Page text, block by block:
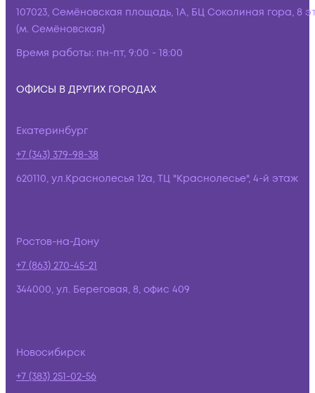
107023, Семёновская площадь, 1А, БЦ Соколиная гора, 8
(м. Семёновская)
Время работы: пн-пт, 9:00 - 18:00
ОФИСЫ В ДРУГИХ ГОРОДАХ
Екатеринбург
+7 (343) 379-98-38
620110, ул.Краснолесья 12а, ТЦ "Краснолесье", 4-й этаж
Ростов-на-Дону
+7 (863) 270-45-21
344000, ул. Береговая, 8, офис 409
Новосибирск
+7 (383) 251-02-56